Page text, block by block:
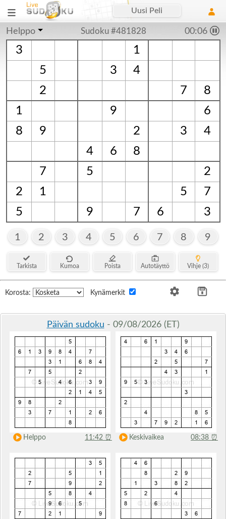
Uusi Peli
Helppo Sudoku #481828 00:06
3
1
5
3
4
2
7
8
1
9
6
8
9 2 3
4
4
6
8
7
5
2
2
1 5
7
5
9 7 6 3
1 2 3 4 5 6 7 8 9
Tarkista Kumoa Poista Autotäyttö Vihje (3)
Korosta: Kynämerkit
Päivän sudoku - 09/08/2026 (ET)
Helppo 11:42 ⏰ Keskivaikea 08:38 ⏰